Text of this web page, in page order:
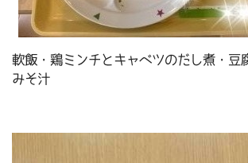
軟飯・鶏ミンチとキャベツのだし煮・豆
みそ汁